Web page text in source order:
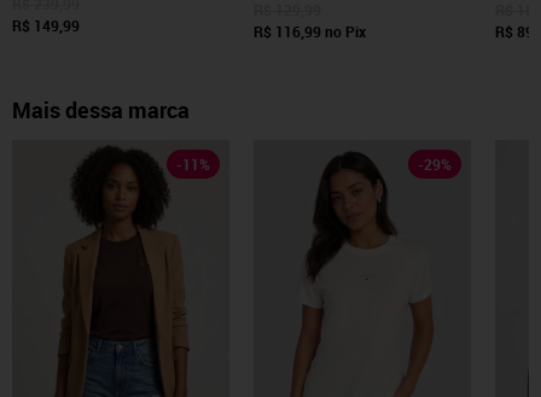
R$ 149,99
R$ 116,99 no Pix
R$
Mais dessa marca
-11 % -29%